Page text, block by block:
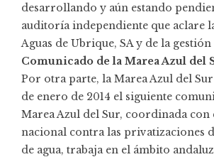
desarrollando y aún estando
auditoría independiente que aclare
Aguas de Ubrique, SA y de la gestión
Comunicado de la Marea Azul del
Por otra parte, la Marea Azul del
de enero de 2014 el siguiente
Marea Azul del Sur, coordinada
nacional contra las privatizaciones
de agua, trabaja en el ámbito